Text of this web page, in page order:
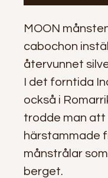
MOON
cabochon
återvunnet
I det forntida
också i
trodde man att
härstammade
månstrålar
berget.